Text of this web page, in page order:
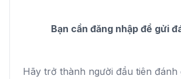
Bạn cần đăng nhập để gửi
Hãy trở thành người đầu tiên đánh